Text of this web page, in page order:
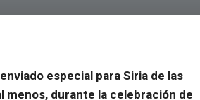
especial para Siria de las
menos, durante la celebración de